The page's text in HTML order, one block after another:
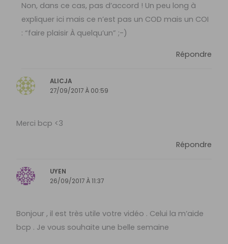
Non, dans ce cas, pas d’accord ! Un peu long à
expliquer ici mais ce n’est pas un COD mais un COI
: “faire plaisir À quelqu’un” ;-)
Répondre
ALICJA
27/09/2017 À 00:59
Merci bcp <3
Répondre
UYEN
26/09/2017 À 11:37
Bonjour , il est très utile votre vidéo . Celui la m’aide
bcp . Je vous souhaite une belle semaine